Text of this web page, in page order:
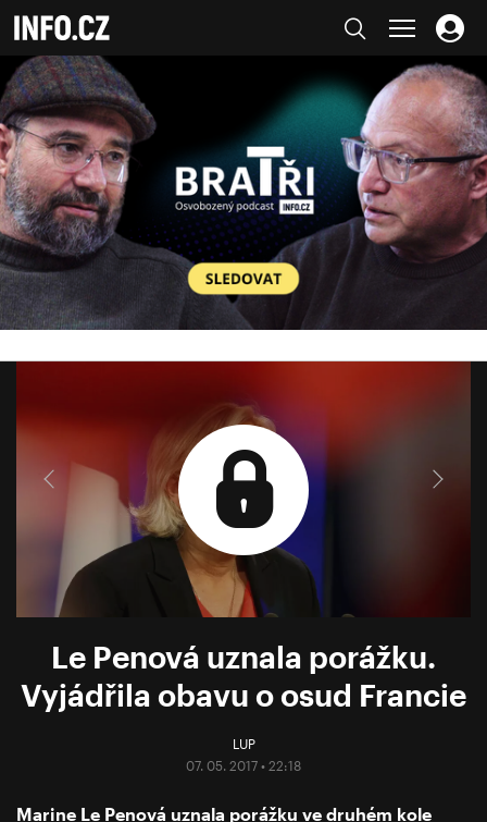
Le Penová uznala porážku.
Vyjádřila obavu o osud Francie
LUP
07. 05. 2017 • 22:18
Marine Le Penová uznala porážku ve druhém kole